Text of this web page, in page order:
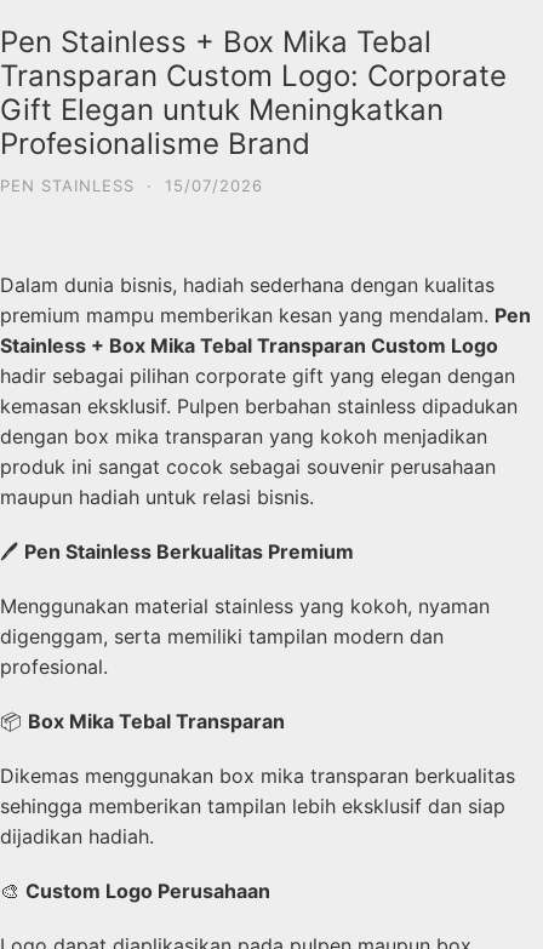
Pen Stainless + Box Mika Tebal
Transparan Custom Logo: Corporate
Gift Elegan untuk Meningkatkan
Profesionalisme Brand
PEN STAINLESS · 15/07/2026
Dalam dunia bisnis, hadiah sederhana dengan kualitas
premium mampu memberikan kesan yang mendalam. Pen
Stainless + Box Mika Tebal Transparan Custom Logo
hadir sebagai pilihan corporate gift yang elegan dengan
kemasan eksklusif. Pulpen berbahan stainless dipadukan
dengan box mika transparan yang kokoh menjadikan
produk ini sangat cocok sebagai souvenir perusahaan
maupun hadiah untuk relasi bisnis.
🖊️ Pen Stainless Berkualitas Premium
Menggunakan material stainless yang kokoh, nyaman
digenggam, serta memiliki tampilan modern dan
profesional.
📦 Box Mika Tebal Transparan
Dikemas menggunakan box mika transparan berkualitas
sehingga memberikan tampilan lebih eksklusif dan siap
dijadikan hadiah.
🎨 Custom Logo Perusahaan